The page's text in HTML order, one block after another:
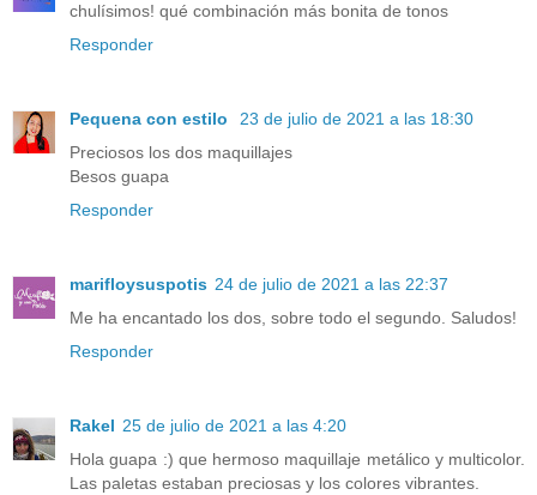
chulísimos! qué combinación más bonita de tonos
Responder
Pequena con estilo
23 de julio de 2021 a las 18:30
Preciosos los dos maquillajes
Besos guapa
Responder
marifloysuspotis 24 de julio de 2021 a las 22:37
Me ha encantado los dos, sobre todo el segundo. Saludos!
Responder
Rakel 25 de julio de 2021 a las 4:20
Hola guapa :) que hermoso maquillaje metálico y multicolor.
Las paletas estaban preciosas y los colores vibrantes.